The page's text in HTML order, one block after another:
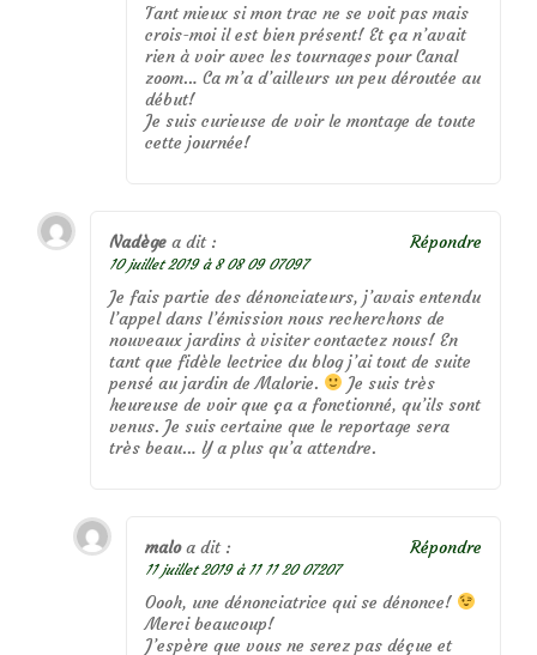
Tant mieux si mon trac ne se voit pas mais
crois-moi il est bien présent! Et ça n’avait
rien à voir avec les tournages pour Canal
zoom… Ca m’a d’ailleurs un peu déroutée au
début!
Je suis curieuse de voir le montage de toute
cette journée!
Nadège a dit :
10 juillet 2019 à 8 08 09 07097
Je fais partie des dénonciateurs, j’avais entendu
l’appel dans l’émission nous recherchons de
nouveaux jardins à visiter contactez nous! En
tant que fidèle lectrice du blog j’ai tout de suite
pensé au jardin de Malorie.
Je suis très
heureuse de voir que ça a fonctionné, qu’ils sont
venus. Je suis certaine que le reportage sera
très beau… Y a plus qu’a attendre.
Répondre
malo a dit :
11 juillet 2019 à 11 11 20 07207
Oooh, une dénonciatrice qui se dénonce!
Merci beaucoup!
J’espère que vous ne serez pas déçue et
Répondre